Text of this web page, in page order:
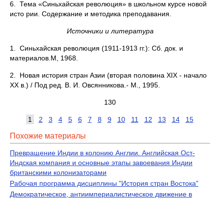
6. Тема «Синьхайская революция» в школьном курсе новой
исто рии. Содержание и методика преподавания.
Источники и литература
1. Синьхайская революция (1911-1913 гг.): Сб. док. и
материалов.М, 1968.
2. Новая история стран Азии (вторая половина XIX - начало
XX в.) / Под ред. В. И. Овсянникова.- М., 1995.
130
1 2 3 4 5 6 7 8 9 10 11 12 13 14 15
Похожие материалы
Превращение Индии в колонию Англии. Английская Ост-
Индская компания и основные этапы завоевания Индии
британскими колонизаторами
Рабочая программа дисциплины "История стран Востока"
Демократическое, антиимпериалистическое движение в